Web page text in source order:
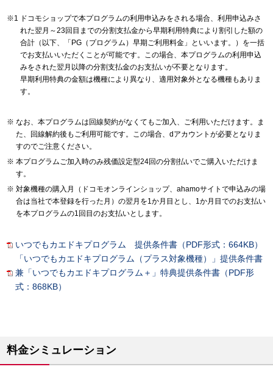
ドコモショップで本プログラムの利用申込みをされる場合、利用申込みさ
れた翌月～23回目までの分割支払金から早期利用特典により割引した額の
合計（以下、「PG（プログラム）早期ご利用料金」といいます。）を一括
でお支払いいただくことが可能です。この場合、本プログラムの利用申込
みをされた翌月以降の分割支払金のお支払いが不要となります。
早期利用特典の金額は機種により異なり、適用対象外となる機種もありま
す。
なお、本プログラムは回線契約がなくてもご加入、ご利用いただけます。ま
た、回線解約後もご利用可能です。この場合、dアカウントが必要となりま
すのでご注意ください。
本プログラムご加入時のみ残価設定型24回の分割払いでご購入いただけま
す。
対象機種の購入月（ドコモオンラインショップ、ahamoサイトで申込みの場
合は当社で本登録を行った月）の翌月を1か月目とし、1か月目でのお支払い
を本プログラムの1回目のお支払いとします。
いつでもカエドキプログラム 提供条件書（PDF形式：664KB）
「いつでもカエドキプログラム（プラス対象機種）」提供条件書
兼「いつでもカエドキプログラム＋」特典提供条件書（PDF形
式：868KB）
料金シミュレーション